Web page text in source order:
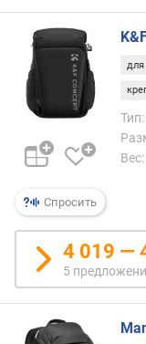
е
ш
н
т
д
е
е
н
я
)
Спросить
для
Тип:
Вес:
4 019 —
5